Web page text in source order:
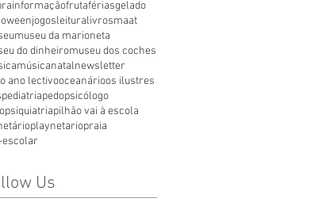
formaçãofrutafériasgelado
jogosleituralivrosmaat
museu da marioneta
do dinheiromuseu dos coches
músicanatalnewsletter
ano lectivooceanárioos ilustres
pediatriapedopsicólogo
pilhão vai à escola
playnetariopraia
escolar
Us